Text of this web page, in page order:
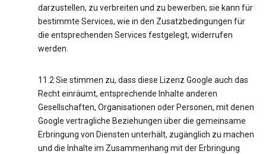
darzustellen, zu verbreiten und zu bewerben; sie kann für
bestimmte Services, wie in den Zusatzbedingungen für
die entsprechenden Services festgelegt, widerrufen
werden.
11.2 Sie stimmen zu, dass diese Lizenz Google auch das
Recht einräumt, entsprechende Inhalte anderen
Gesellschaften, Organisationen oder Personen, mit denen
Google vertragliche Beziehungen über die gemeinsame
Erbringung von Diensten unterhält, zugänglich zu machen
und die Inhalte im Zusammenhang mit der Erbringung